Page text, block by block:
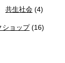
共生社会 (4)
ショップ(16)